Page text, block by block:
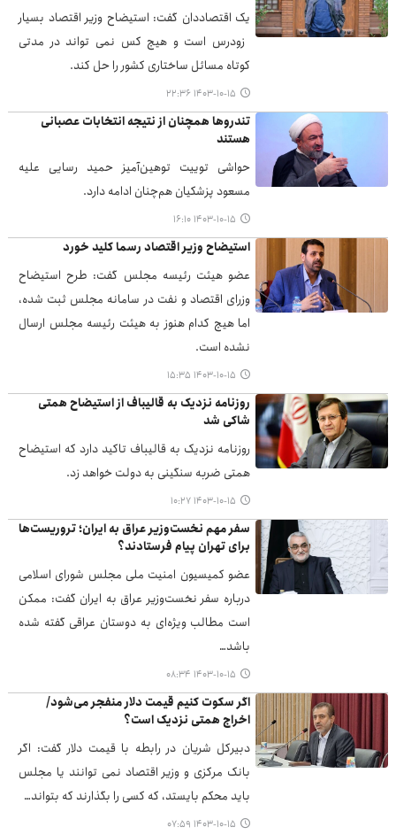
یک اقتصاددان گفت: استیضاح وزیر اقتصاد بسیار
زودرس است و هیچ کس نمی تواند در مدتی
کوتاه مسائل ساختاری کشور را حل کند.
۱۴۰۳-۱۰-۱۵ ۲۲:۳۶
تندروها همچنان از نتیجه انتخابات عصبانی
هستند
حواشی توییت توهین‌آمیز حمید رسایی علیه
مسعود پزشکیان هم‌چنان ادامه دارد.
۱۴۰۳-۱۰-۱۵ ۱۶:۱۰
استیضاح وزیر اقتصاد رسما کلید خورد
عضو هیئت رئیسه مجلس گفت: طرح استیضاح
وزرای اقتصاد و نفت در سامانه مجلس ثبت شده،
اما هیچ کدام هنوز به هیئت رئیسه مجلس ارسال
نشده است.
۱۴۰۳-۱۰-۱۵ ۱۵:۳۵
روزنامه نزدیک به قالیباف از استیضاح همتی
شاکی شد
روزنامه نزدیک به قالیباف تاکید دارد که استیضاح
همتی ضربه سنگینی به دولت خواهد زد.
۱۴۰۳-۱۰-۱۵ ۱۰:۲۷
سفر مهم نخست‌وزیر عراق به ایران؛ تروریست‌ها
برای تهران پیام فرستادند؟
عضو کمیسیون امنیت ملی مجلس شورای اسلامی
درباره سفر نخست‌وزیر عراق به ایران گفت: ممکن
است مطالب ویژه‌ای به دوستان عراقی گفته شده
باشد…
۱۴۰۳-۱۰-۱۵ ۰۸:۳۴
اگر سکوت کنیم قیمت دلار منفجر می‌شود/
اخراج همتی نزدیک است؟
دبیرکل شریان در رابطه با قیمت دلار گفت: اگر
بانک مرکزی و وزیر اقتصاد نمی توانند یا مجلس
باید محکم بایستد، که کسی را بگذارند که بتواند…
۱۴۰۳-۱۰-۱۵ ۰۷:۵۹